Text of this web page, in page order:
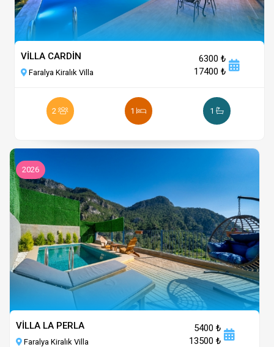
VİLLA CARDİN
Faralya Kiralık Villa
6300 ₺
17400 ₺
2 1 1
2026
VİLLA LA PERLA
Faralya Kiralık Villa
5400 ₺
13500 ₺